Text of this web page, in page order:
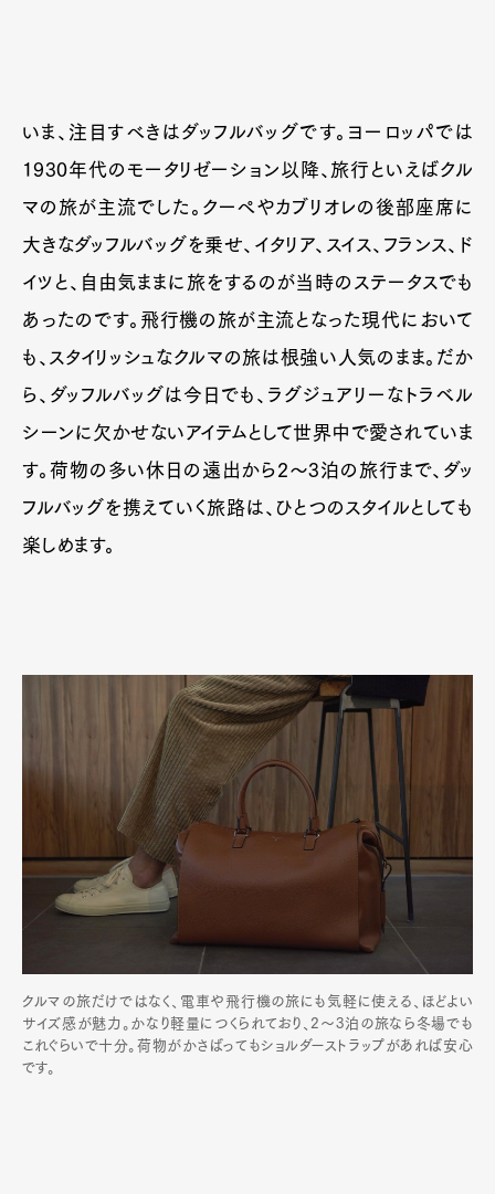
いま、注目すべきはダッフルバッグです。ヨーロッパでは
1930年代のモータリゼーション以降、旅行といえばクル
マの旅が主流でした。クーぺやカブリオレの後部座席に
大きなダッフルバッグを乗せ、イタリア、スイス、フランス、ド
イツと、自由気ままに旅をするのが当時のステータスでも
あったのです。飛行機の旅が主流となった現代において
も、スタイリッシュなクルマの旅は根強い人気のまま。だか
ら、ダッフルバッグは今日でも、ラグジュアリーなトラベル
シーンに欠かせないアイテムとして世界中で愛されていま
す。荷物の多い休日の遠出から2～3泊の旅行まで、ダッ
フルバッグを携えていく旅路は、ひとつのスタイルとしても
楽しめます。
クルマの旅だけではなく、電車や飛行機の旅にも気軽に使える、ほどよい
サイズ感が魅力。かなり軽量につくられており、2～3泊の旅なら冬場でも
これぐらいで十分。荷物がかさばってもショルダーストラップがあれば安心
です。